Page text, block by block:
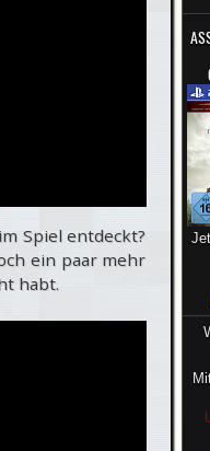
Spiel entdeckt?
ein paar mehr
habt.